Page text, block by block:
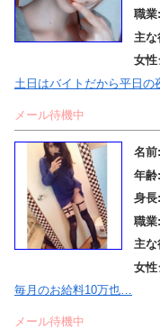
職業:
主
女性
土日はバイトだから平日の
メール待機中
名前:
年齢:
身長:
職業:
主な
女性
毎月のお給料10万也…
メール待機中